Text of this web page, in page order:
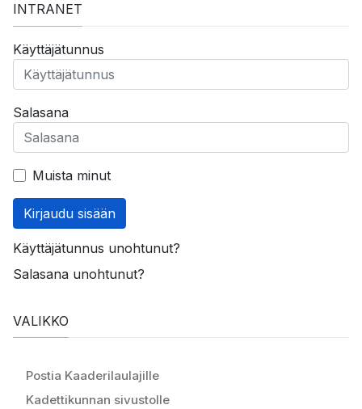
INTRANET
Käyttäjätunnus
Salasana
Muista minut
Kirjaudu sisään
Käyttäjätunnus unohtunut?
Salasana unohtunut?
VALIKKO
Postia Kaaderilaulajille
Kadettikunnan sivustolle